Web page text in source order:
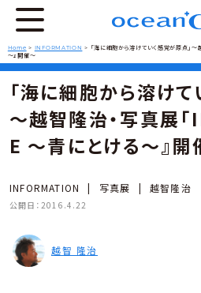
Home > INFORMATION > 「海に細胞から溶けていく感覚が原点」
～』開催～
「海に細胞から溶けて
～越智隆治・写真展
E ～青にとける～』開
INFORMATION | 写真展 | 越智隆治
公開日： 2016.4.22
越智 隆治